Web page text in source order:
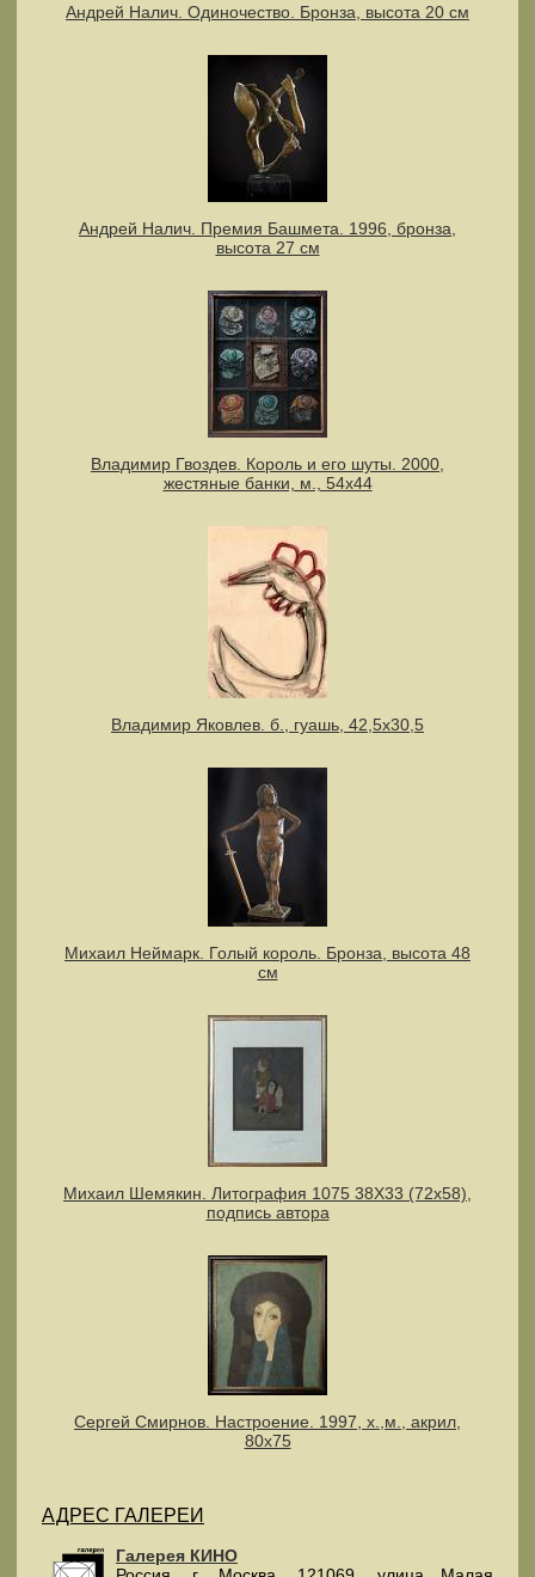
Андрей Налич. Одиночество. Бронза, высота 20 см
Андрей Налич. Премия Башмета. 1996, бронза,
высота 27 см
Владимир Гвоздев. Король и его шуты. 2000,
жестяные банки, м., 54х44
Владимир Яковлев. б., гуашь, 42,5х30,5
Михаил Неймарк. Голый король. Бронза, высота 48
см
Михаил Шемякин. Литография 1075 38Х33 (72х58),
подпись автора
Сергей Смирнов. Настроение. 1997, х.,м., акрил,
80х75
АДРЕС ГАЛЕРЕИ
Галерея КИНО